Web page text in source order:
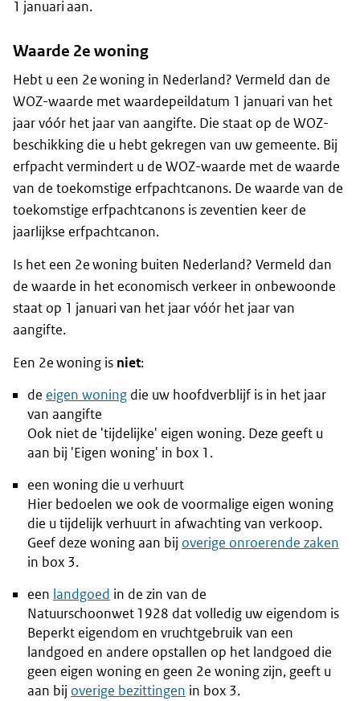
1 januari aan.
Waarde 2e woning
Hebt u een 2e woning in Nederland? Vermeld dan de
WOZ-waarde met waardepeildatum 1 januari van het
jaar vóór het jaar van aangifte. Die staat op de WOZ-
beschikking die u hebt gekregen van uw gemeente. Bij
erfpacht vermindert u de WOZ-waarde met de waarde
van de toekomstige erfpachtcanons. De waarde van de
toekomstige erfpachtcanons is zeventien keer de
jaarlijkse erfpachtcanon.
Is het een 2e woning buiten Nederland? Vermeld dan
de waarde in het economisch verkeer in onbewoonde
staat op 1 januari van het jaar vóór het jaar van
aangifte.
Een 2e woning is niet:
de eigen woning die uw hoofdverblijf is in het jaar
van aangifte
Ook niet de 'tijdelijke' eigen woning. Deze geeft u
aan bij 'Eigen woning' in box 1.
een woning die u verhuurt
Hier bedoelen we ook de voormalige eigen woning
die u tijdelijk verhuurt in afwachting van verkoop.
Geef deze woning aan bij overige onroerende zaken
in box 3.
een landgoed in de zin van de
Natuurschoonwet 1928 dat volledig uw eigendom is
Beperkt eigendom en vruchtgebruik van een
landgoed en andere opstallen op het landgoed die
geen eigen woning en geen 2e woning zijn, geeft u
aan bij overige bezittingen in box 3.